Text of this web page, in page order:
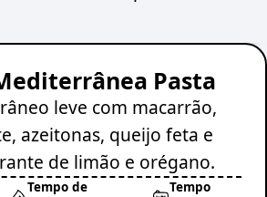
Pasta
leve com macarrão,
azeitonas, queijo feta e
de limão e orégano.
Tempo de
Tempo